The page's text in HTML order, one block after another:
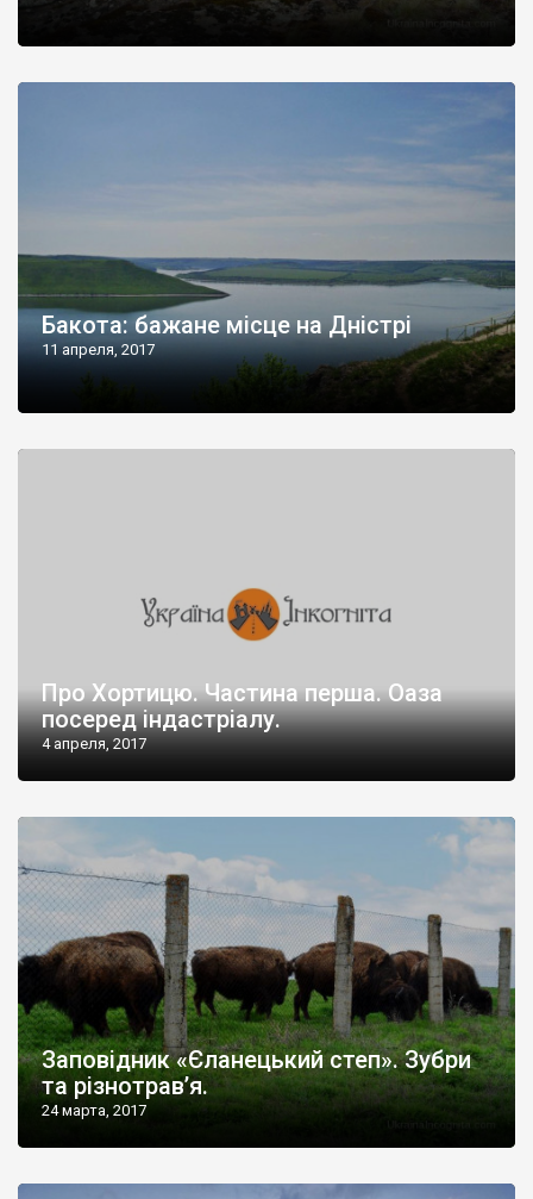
Бакота: бажане місце на Дністрі
11 апреля, 2017
Про Хортицю. Частина перша. Оаза
посеред індастріалу.
4 апреля, 2017
Заповідник «Єланецький степ». Зубри
та різнотрав’я.
24 марта, 2017